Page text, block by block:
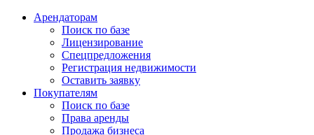
Арендаторам
Поиск по базе
Лицензирование
Спецпредложения
Регистрация недвижимости
Оставить заявку
Покупателям
Поиск по базе
Права аренды
Продажа бизнеса